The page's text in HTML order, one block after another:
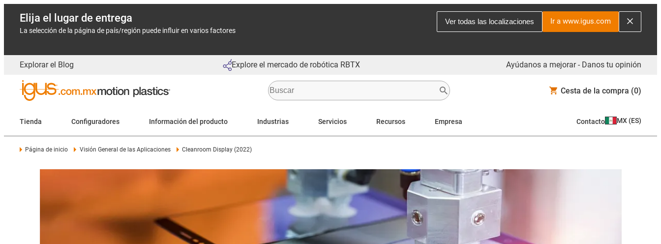
Elija el lugar de entrega
La selección de la página de país/región puede influir en varios factores
Ver todas las localizaciones Ir a www.igus.com
Explorar el Blog Explore el mercado de robótica RBTX Ayúdanos a mejorar - Danos tu opinión
Cesta de la compra (0)
Tienda Configuradores Información del producto Industrias Servicios Recursos Empresa Contacto MX (ES)
Página de inicio Visión General de las Aplicaciones Cleanroom Display (2022)